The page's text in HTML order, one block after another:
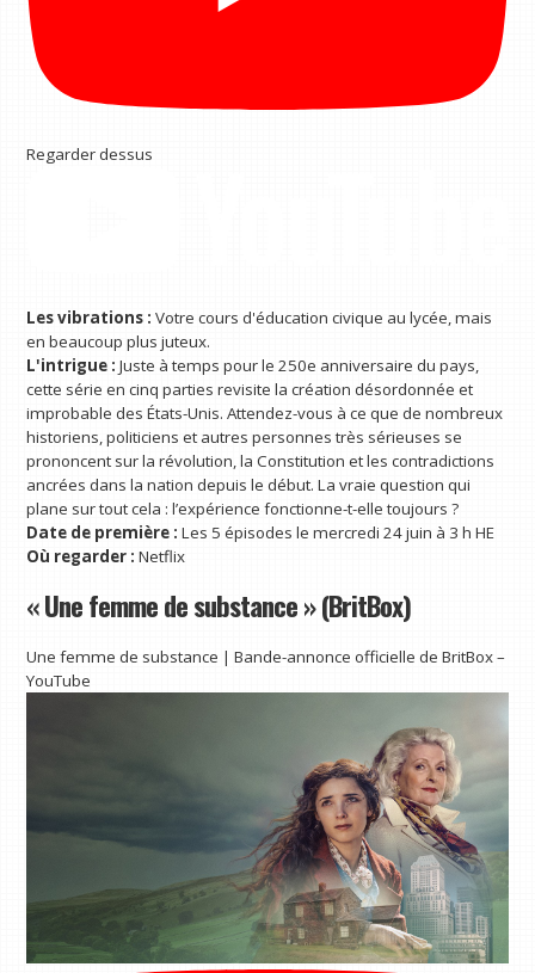
Regarder dessus
Les vibrations : Votre cours d'éducation civique au lycée, mais
en beaucoup plus juteux.
L'intrigue : Juste à temps pour le 250e anniversaire du pays,
cette série en cinq parties revisite la création désordonnée et
improbable des États-Unis. Attendez-vous à ce que de nombreux
historiens, politiciens et autres personnes très sérieuses se
prononcent sur la révolution, la Constitution et les contradictions
ancrées dans la nation depuis le début. La vraie question qui
plane sur tout cela : l’expérience fonctionne-t-elle toujours ?
Date de première : Les 5 épisodes le mercredi 24 juin à 3 h HE
Où regarder :Netflix
« Une femme de substance » (BritBox)
Une femme de substance | Bande-annonce officielle de BritBox –
YouTube